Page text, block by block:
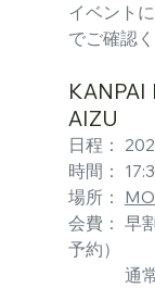
イベント
でご確認
AIZU
日程：
時間：
場所：
会費： 早
予約）
通常価